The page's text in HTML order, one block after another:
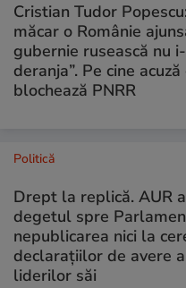
Cristian Tudor
măcar o Românie
gubernie rusească nu
deranja”. Pe cine acuză
blochează PNRR
Politică
Drept la replică. AUR
degetul spre
nepublicarea nici la
declarațiilor de avere
liderilor săi